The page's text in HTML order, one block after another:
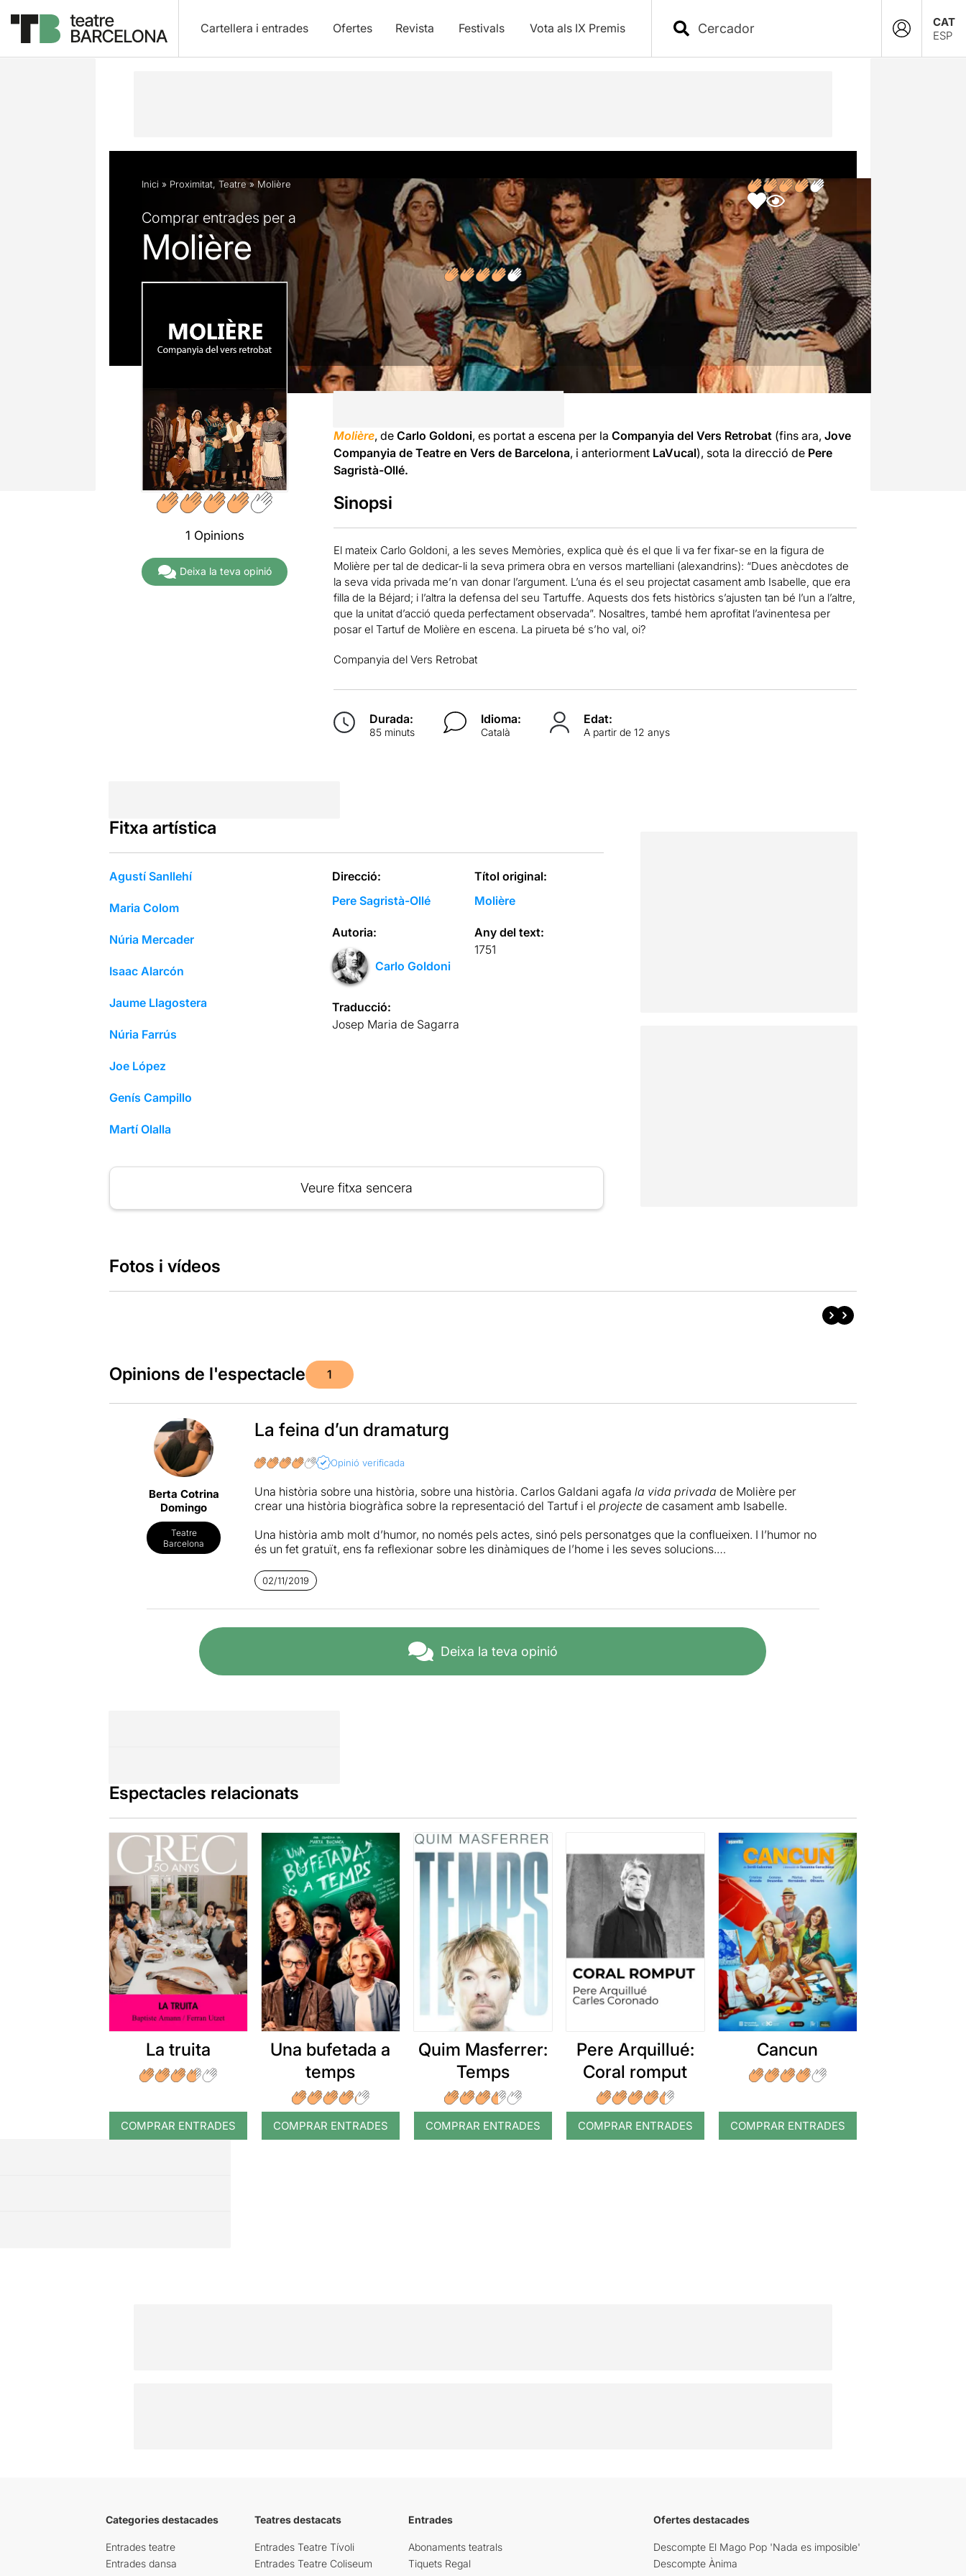
Cartellera i entrades Ofertes Revista Festivals Vota als IX Premis
CAT
ESP
Descripció Fitxa artística Fotos i vídeos Opinions
Inici » Proximitat, Teatre» Molière
Comprar entrades per a
Molière
1 Opinions
Deixa la teva opinió
Molière, de Carlo Goldoni, es portat a escena per la Companyia del Vers Retrobat(fins ara, Jove
Companyia de Teatre en Vers de Barcelona, i anteriorment LaVucal), sota la direcció de Pere
Sagristà-Ollé.
Sinopsi
El mateix Carlo Goldoni, a les seves Memòries, explica què és el que li va fer fixar-se en la figura de
Molière per tal de dedicar-li la seva primera obra en versos martelliani (alexandrins): “Dues anècdotes de
la seva vida privada me’n van donar l’argument. L’una és el seu projectat casament amb Isabelle, que era
filla de la Béjard; i l’altra la defensa del seu Tartuffe. Aquests dos fets històrics s’ajusten tan bé l’un a l’altre,
que la unitat d’acció queda perfectament observada”. Nosaltres, també hem aprofitat l’avinentesa per
posar el Tartuf de Molière en escena. La pirueta bé s’ho val, oi?
Companyia del Vers Retrobat
Durada:
85 minuts
Idioma:
Català
Edat:
A partir de 12 anys
Fitxa artística
Agustí Sanllehí
Maria Colom
Núria Mercader
Isaac Alarcón
Jaume Llagostera
Núria Farrús
Joe López
Genís Campillo
Martí Olalla
Direcció:
Pere Sagristà-Ollé
Títol original:
Molière
Autoria:
Carlo Goldoni
Any del text:
1751
Traducció:
Josep Maria de Sagarra
Veure fitxa sencera
Fotos i vídeos
Opinions de l'espectacle 1
Berta Cotrina
Domingo
Teatre
Barcelona
La feina d’un dramaturg
Opinió verificada
Una història sobre una història, sobre una història. Carlos Galdani agafa la vida privada de Molière per
crear una història biogràfica sobre la representació del Tartuf i el projectede casament amb Isabelle.
Una història amb molt d’humor, no només pels actes, sinó pels personatges que la conflueixen. I l’humor no
és un fet gratuït, ens fa reflexionar sobre les dinàmiques de l’home i les seves solucions.
Des de fa uns anys, cada cop trobem menys persones dalt dels escenaris,
representació d’una obra, i més a un teatre petit com l’Eòlia.
situacions van acompanyats de la representació d’un clàssic. Pot ser, perquè en aquells moments el teatre
Nou actors, d’un gran rang d’edat, fan una molt bona execució, un bon
de versos. Una companyia
que s’encarrega a donar vida al vers en temps digitals, un festival de teatre que hauria de tenir molt més
ressò, un punt de trobada per descobrir, conèixer i profunditzar.
02/11/2019
Deixa la teva opinió
Espectacles relacionats
La truita
COMPRAR ENTRADES
Una bufetada a
temps
COMPRAR ENTRADES
Quim Masferrer:
Temps
COMPRAR ENTRADES
Pere Arquillué:
Coral romput
COMPRAR ENTRADES
Cancun
COMPRAR ENTRADES
Categories destacades
Entrades teatre
Entrades dansa
Teatres destacats
Entrades Teatre Tívoli
Entrades Teatre Coliseum
Entrades
Abonaments teatrals
Tiquets Regal
Ofertes destacades
Descompte El Mago Pop 'Nada es imposible'
Descompte Ànima